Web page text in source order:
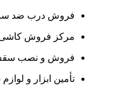
فروش درب ضد
مرکز فروش
فروش و نصب
تأمین ابزار و